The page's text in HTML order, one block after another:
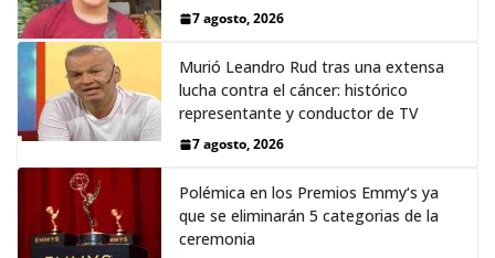
7 agosto, 2026
Murió Leandro Rud tras una extensa
lucha contra el cáncer: histórico
representante y conductor de TV
7 agosto, 2026
Polémica en los Premios Emmy‘s ya
que se eliminarán 5 categorias de la
ceremonia